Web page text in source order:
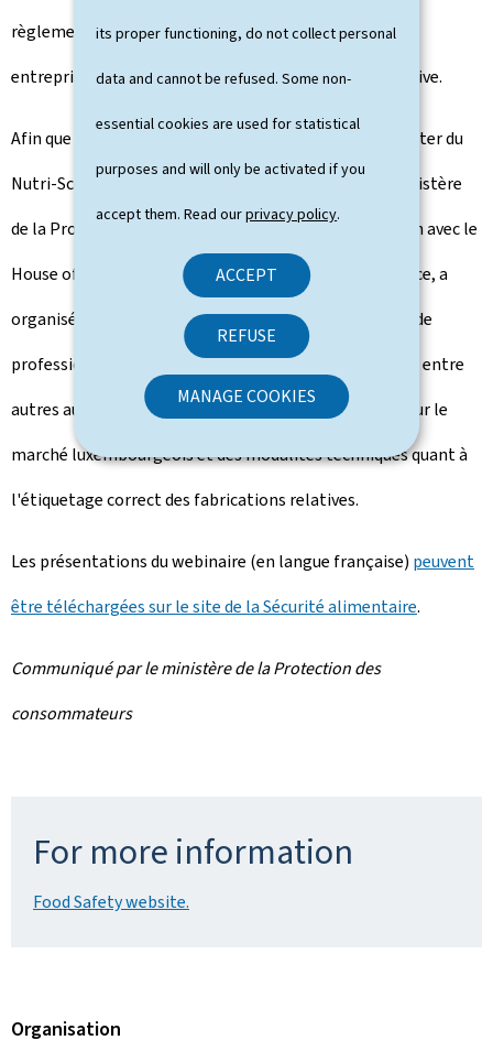
its proper functioning, do not collect personal
data and cannot be refused. Some non-
essential cookies are used for statistical
purposes and will only be activated if you
accept them. Read ourprivacy policy.
ACCEPT
REFUSE
MANAGE COOKIES
règlement grand-ducal permettant un usage par les
entreprises nationales se trouve en procédure législative.
Afin que les entreprises nationales, intéressées à profiter du
Nutri-Score , puissent d'ores et déjà se préparer, le ministère
de la Protection des consommateurs, en collaboration avec le
House of Entrepreneurship de la Chambre de commerce, a
organisé un webinaire le 28 avril auquel une trentaine de
professionnels ont participé. Les échanges tournaient entre
autres autour de la présence de produits avec le logo sur le
marché luxembourgeois et des modalités techniques quant à
l'étiquetage correct des fabrications relatives.
Les présentations du webinaire (en langue française) peuvent
être téléchargées sur le site de la Sécurité alimentaire.
Communiqué par le ministère de la Protection des
consommateurs
For more information
Food Safety website.
Organisation